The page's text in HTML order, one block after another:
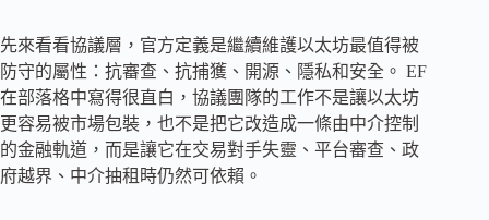
先來看看協議層，官方定義是繼續維護以太坊最值得被
防守的屬性：抗審查、抗捕獲、開源、隱私和安全。 EF
在部落格中寫得很直白，協議團隊的工作不是讓以太坊
更容易被市場包裝，也不是把它改造成一條由中介控制
的金融軌道，而是讓它在交易對手失靈、平台審查、政
府越界、中介抽租時仍然可依賴。